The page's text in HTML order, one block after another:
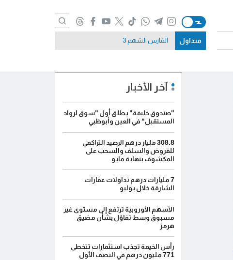
متداول الفارس الشهم 3
آخر الأخبار
"صندوق خليفة" يطلق أول "سوق لرواد
المستقبل" في العين وأبوظبي
308.8 مليار درهم الرصيد التراكمي
للقروض والسلف والسحب على
المكشوف بنهاية مايو
7 مليارات درهم تداولات عقارات
الشارقة خلال يوليو
الأسهم الأوروبية ترتفع إلى مستوى غير
مسبوق وسط تفاؤل بشأن مضيق
هرمز
رأس الخيمة تجذب استثمارات تتخطى
771 مليون درهم في النصف الأول